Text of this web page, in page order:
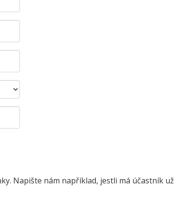
Napište nám například, jestli má účastník